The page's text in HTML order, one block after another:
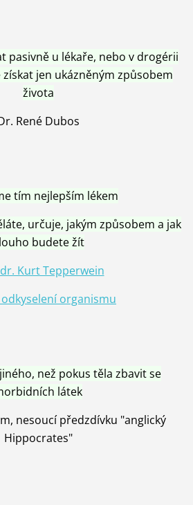
pasivně u lékaře, nebo v drogérii
jen ukázněným způsobem
života
René Dubos
tím nejlepším lékem
určuje, jakým způsobem a jak
budete žít
Kurt Tepperwein
organismu
než pokus těla zbavit se
látek
nesoucí předzdívku "anglický
Hippocrates"